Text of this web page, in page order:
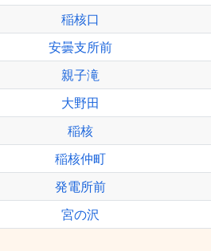
稲核口
安曇支所前
親子滝
大野田
稲核
稲核仲町
発電所前
宮の沢